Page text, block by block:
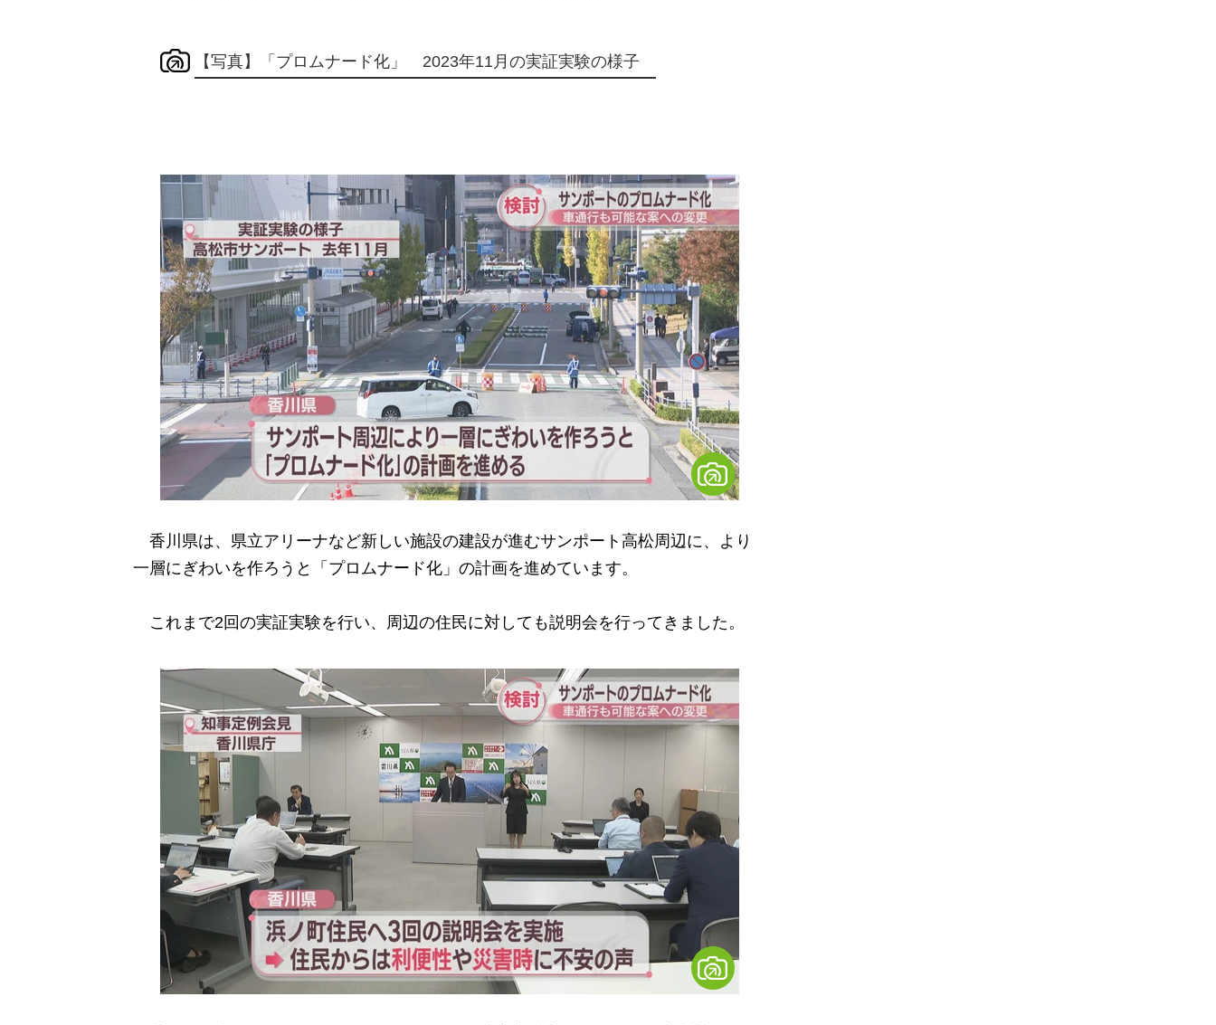
【写真】「プロムナード化」 2023年11月の実証実験の様子
香川県は、県立アリーナなど新しい施設の建設が進むサンポート高松周辺に、より
一層にぎわいを作ろうと「プロムナード化」の計画を進めています。
これまで2回の実証実験を行い、周辺の住民に対しても説明会を行ってきました。